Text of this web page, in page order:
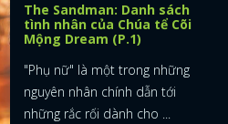
The Sandman: Danh sách
tình nhân của Chúa tể Cõi
Mộng Dream (P.1)
"Phụ nữ" là một trong những
nguyên nhân chính dẫn tới
những rắc rối dành cho ...